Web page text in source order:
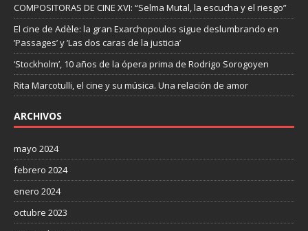
COMPOSITORAS DE CINE XVI: “Selma Mutal, la escucha y el riesgo”
El cine de Adèle: la gran Exarchopoulos sigue deslumbrando en
’Passages’ y ’Las dos caras de la justicia’
‘Stockholm’, 10 años de la ópera prima de Rodrigo Sorogoyen
Rita Marcotulli, el cine y su música. Una relación de amor
ARCHIVOS
mayo 2024
febrero 2024
enero 2024
octubre 2023